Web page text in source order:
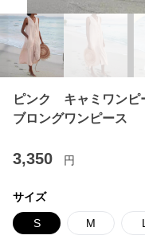
ピンク キャミワンピ
ブロングワンピース
3,350 円
サイズ
S M L